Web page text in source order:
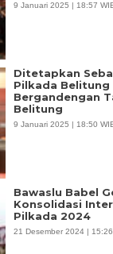
9 Januari 2025 | 18:57
Ditetapkan
Pilkada Belitung
Bergandengan
Belitung
9 Januari 2025 | 18:50
Bawaslu Babel
Konsolidasi
Pilkada 2024
21 Desember 2024 |